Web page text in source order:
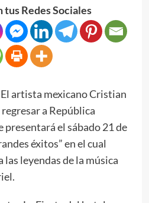
tus Redes Sociales
artista mexicano Cristian
a República
presentará el sábado 21 de
éxitos” en el cual
las leyendas de la música